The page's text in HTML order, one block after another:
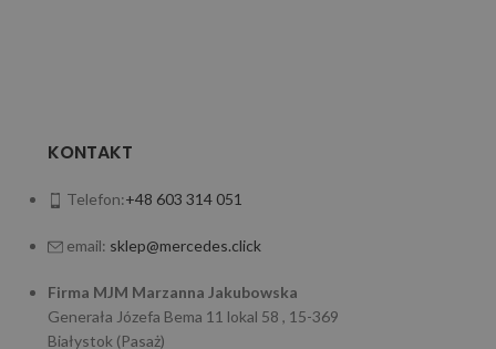
KONTAKT
Telefon:+48 603 314 051
email: sklep@mercedes.click
Firma MJM Marzanna Jakubowska
Generała Józefa Bema 11 lokal 58 , 15-369
Białystok (Pasaż)